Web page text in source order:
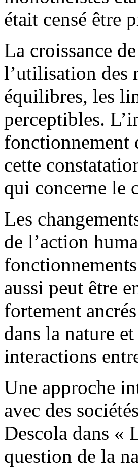
était censé être
La croissance
l’utilisation des
équilibres, les
perceptibles.
fonctionnement
cette
qui concerne le
Les
de l’action
aussi peut être
fortement
dans la nature
interactions
Une approche
avec des
Descola dans «
question de la